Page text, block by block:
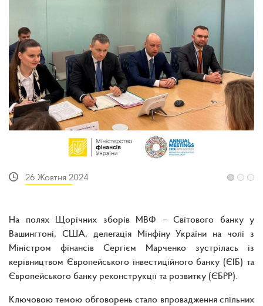
26 Жовтня 2024
На полях Щорічних зборів МВФ – Світового банку у
Вашингтоні, США, делегація Мінфіну України на чолі з
Міністром фінансів Сергієм Марченко зустрілась із
керівництвом Європейського інвестиційного банку (ЄІБ) та
Європейського банку реконструкції та розвитку (ЄБРР).
Ключовою темою обговорень стало впровадження спільних